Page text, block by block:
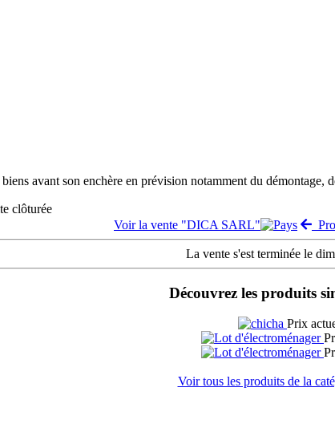
avant son enchère en prévision notamment du
clôturée
Voir la vente "DICA SARL"
La vente s'est terminée le
Découvrez les produits
Prix
Voir tous les produits de la